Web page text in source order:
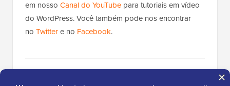
em nosso Canal do YouTube para tutoriais em vídeo
do WordPress. Você também pode nos encontrar
no Twittere no Facebook.